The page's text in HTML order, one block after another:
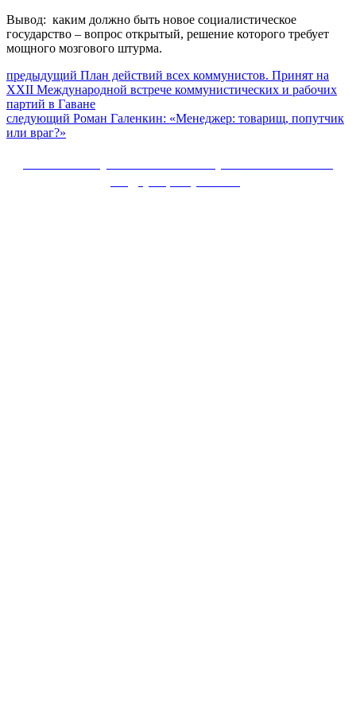
Вывод: каким должно быть новое социалистическое
государство – вопрос открытый, решение которого требует
мощного мозгового штурма.
Навигация
по
записям
предыдущий Предыдущий
пост:
План действий всех коммунистов. Принят на
XXII Международной встрече коммунистических и рабочих
партий в Гаване
следующий Следующее
Роман Галенкин: «Менеджер: товарищ, попутчик
или враг?»